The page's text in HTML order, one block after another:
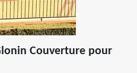
Couverture pour